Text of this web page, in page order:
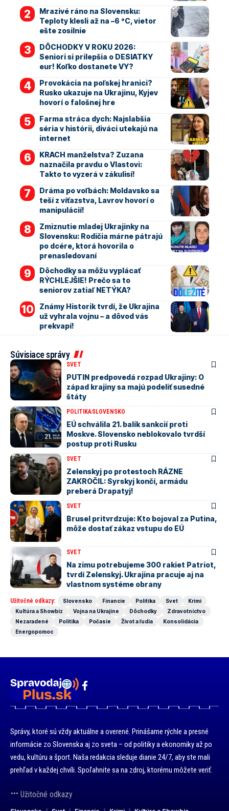
Mrazivé ráno na Slovensku:
Teploty klesli až na –6 °C, vietor
ešte zosilnie
DÔCHODKY V ROKU 2026:
Seniori si prilepšia o DESIATKY
eur! Koľko dostanete VY?
Provokácia na poľskej hranici?
Rusko ukazuje na Ukrajinu, Kyjev
hovorí o falošnej hre
Farma stráca dych: Najslabšia
séria v histórii, diváci utekajú na
internet
KRACH manželstva? Zuzana
naznačila pravdu o Vlastovi:
Takto to vyzerá v zákulisí!
Dráma po voľbách: Moldavsko sa
teší z víťazstva, Lavrov hovorí o
manipulácií!
Zmiznutie mladej Ukrajinky na
Slovensku: Rodičia márne pátrajú
po dcére, ktorá hovorila o
prenasledovaní
Dôchodky sa môžu vyplácať
RÝCHLEJŠIE! Prečo sa to
seniorov zatiaľ NETÝKA?
Známy Historik tvrdí, že Ukrajina
už vyhrala vojnu – a dôvod vás
prekvapí!
Súvisiace správy
SVET
PUTIN predpovedá rozpad Ukrajiny: O
západ krajiny sa majú podeliť susedné
štáty
POLITIKASLOVENSKO
EÚ schválila 21. balík sankcií proti
Moskve. Slovensko neblokovalo tvrdší
postup proti Rusku
SVET
Zelenskyj po protestoch RÁZNE
ZAKROČIL: Syrskyj končí, armádu
preberá Drapatyj!
SVET
Brusel pritvrdzuje: Kto bojoval za Putina,
môže dostať zákaz vstupu do EÚ
SVET
Na zimu potrebujeme 300 rakiet Patriot,
tvrdí Zelenskyj. Ukrajina pracuje aj na
vlastnom systéme obrany
Užitočné odkazy: Slovensko Financie Politika Svet
Krimi
Kultúra a Showbiz
Vojna na Ukrajine Dôchodky
Zdravotníctvo
Nezaradené
Politika Počasie Život a ľudia
Konsolidácia
Energopomoc
Správy, ktoré sú vždy aktuálne a overené. Prinášame rýchle a presné
informácie zo Slovenska aj zo sveta – od politiky a ekonomiky až po
vedu, kultúru a šport. Naša redakcia sleduje dianie 24/7, aby ste mali
prehľad v každej chvíli. Spoľahnite sa na zdroj, ktorému môžete veriť.
Užitočné odkazy